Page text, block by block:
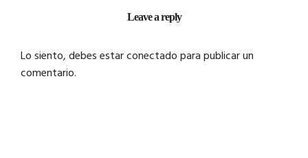
Leave a reply
Lo siento, debes estarconectadopara publicar un
comentario.